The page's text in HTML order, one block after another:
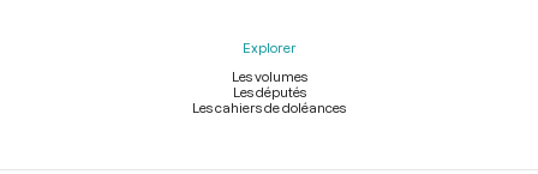
Explorer
Les volumes
Les députés
Les cahiers de doléances